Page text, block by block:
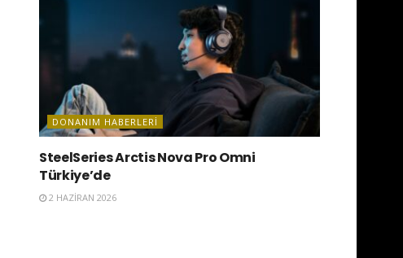
DONANIM HABERLERI
SteelSeries Arctis Nova Pro Omni
Türkiye’de
2 HAZIRAN 2026